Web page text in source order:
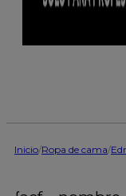
Inicio/Ropa de cama/